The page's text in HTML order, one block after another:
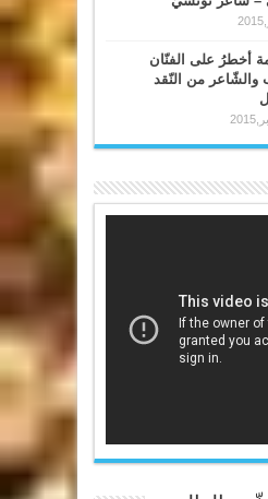
أخطرُ على الفنّان
والشّاعر من النّقد